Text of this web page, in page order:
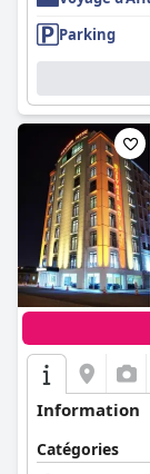
Parking
Information
Catégories